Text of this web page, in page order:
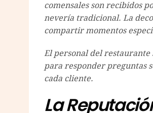
comensales son recibidos
nevería tradicional. La
compartir momentos
El personal del restaurante
para responder preguntas
cada cliente.
La